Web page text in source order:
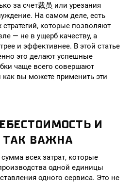
за счет裁员 или урезания
На самом деле, есть
которые позволяют
— не в ущерб качеству, а
и эффективнее. В этой статье
это делают успешные
чаще всего совершают
вы можете применить эти
И
ТАК ВАЖНА
всех затрат, которые
одной единицы
одного сервиса. Это не